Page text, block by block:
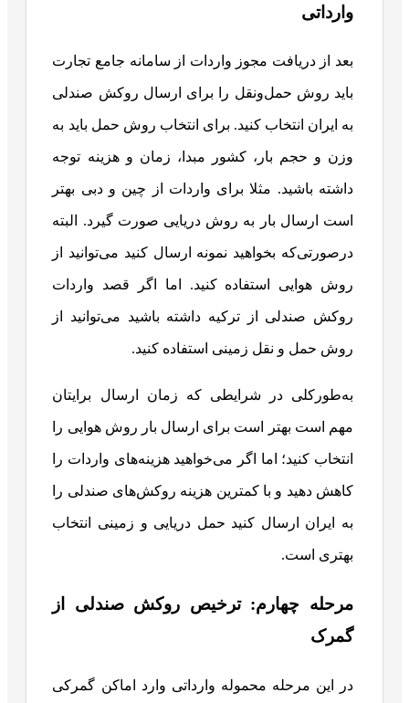
وارداتی
بعد از دریافت مجوز واردات از سامانه جامع تجارت
باید روش حمل‌ونقل را برای ارسال روکش صندلی
به ایران انتخاب کنید. برای انتخاب روش حمل باید به
وزن و حجم بار، کشور مبدا، زمان و هزینه توجه
داشته باشید. مثلا برای واردات از چین و دبی بهتر
است ارسال بار به روش دریایی صورت گیرد. البته
درصورتی‌که بخواهید نمونه ارسال کنید می‌توانید از
روش هوایی استفاده کنید. اما اگر قصد واردات
روکش صندلی از ترکیه داشته باشید می‌توانید از
روش حمل و نقل زمینی استفاده کنید.
به‌طورکلی در شرایطی که زمان ارسال برایتان
مهم است بهتر است برای ارسال بار روش هوایی را
انتخاب کنید؛ اما اگر می‌خواهید هزینه‌های واردات را
کاهش دهید و با کمترین هزینه روکش‌های صندلی را
به ایران ارسال کنید حمل دریایی و زمینی انتخاب
بهتری است.
مرحله چهارم: ترخیص روکش صندلی از
گمرک
در این مرحله محموله وارداتی وارد اماکن گمرکی